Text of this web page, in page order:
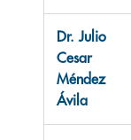
Dr. Julio
Cesar
Méndez
Ávila